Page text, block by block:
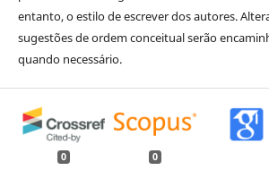
entanto, o estilo de escrever dos autores.
sugestões de ordem conceitual serão
quando necessário.
0 0